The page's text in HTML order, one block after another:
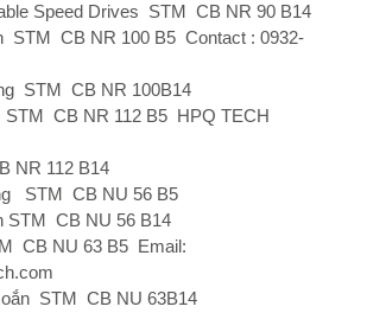
Speed ​​Drives STM CB NR 90 B14
STM CB NR 100 B5 Contact : 0932-
STM CB NR 100B14
STM CB NR 112 B5 HPQ TECH
NR 112 B14
STM CB NU 56 B5
STM CB NU 56 B14
CB NU 63 B5 Email:
STM CB NU 63B14